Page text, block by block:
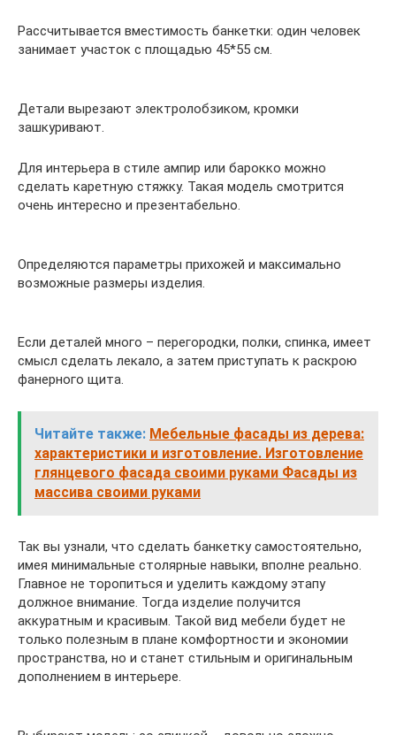
Рассчитывается вместимость банкетки: один человек
занимает участок с площадью 45*55 см.
Детали вырезают электролобзиком, кромки
зашкуривают.
Для интерьера в стиле ампир или барокко можно
сделать каретную стяжку. Такая модель смотрится
очень интересно и презентабельно.
Определяются параметры прихожей и максимально
возможные размеры изделия.
Если деталей много – перегородки, полки, спинка, имеет
смысл сделать лекало, а затем приступать к раскрою
фанерного щита.
Читайте также: Мебельные фасады из дерева:
характеристики и изготовление. Изготовление
глянцевого фасада своими руками Фасады из
массива своими руками
Так вы узнали, что сделать банкетку самостоятельно,
имея минимальные столярные навыки, вполне реально.
Главное не торопиться и уделить каждому этапу
должное внимание. Тогда изделие получится
аккуратным и красивым. Такой вид мебели будет не
только полезным в плане комфортности и экономии
пространства, но и станет стильным и оригинальным
дополнением в интерьере.